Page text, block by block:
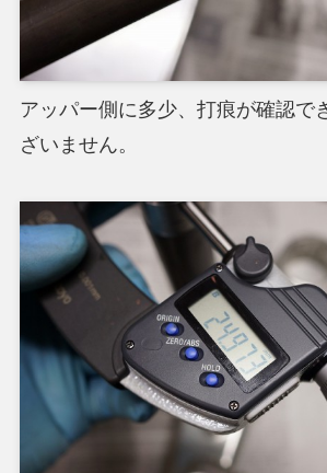
アッパー側に多少、打痕が確認で
ざいません。